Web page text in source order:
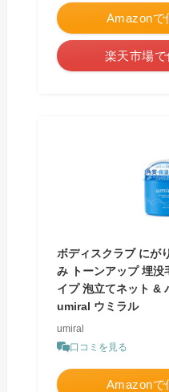
Amazonで
楽天市場
ボディスクラブ にが
み トーンアップ 埋没
イプ 泡立てネット &
umiral ウミラル
umiral
口コミを見る
Amazonで